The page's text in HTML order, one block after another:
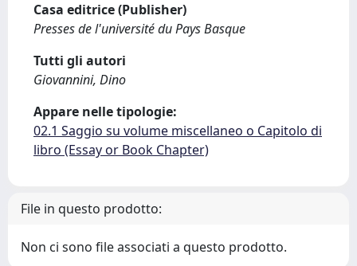
Casa editrice (Publisher)
Presses de l'université du Pays Basque
Tutti gli autori
Giovannini, Dino
Appare nelle tipologie:
02.1 Saggio su volume miscellaneo o Capitolo di
libro (Essay or Book Chapter)
File in questo prodotto:
Non ci sono file associati a questo prodotto.